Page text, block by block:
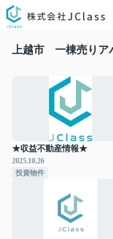
上越市 一棟売りア
★収益不動産情報★
2025.10.26
投資物件